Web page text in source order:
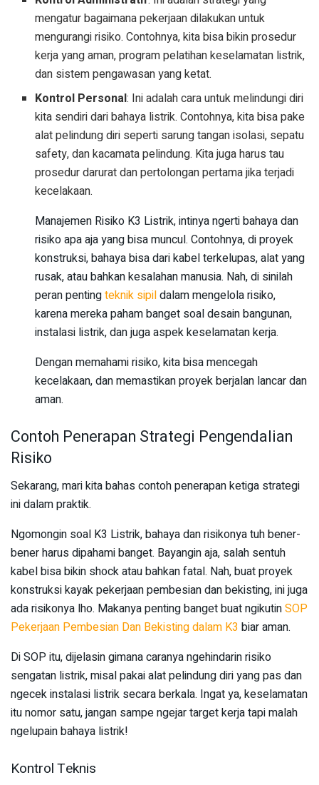
mengatur bagaimana pekerjaan dilakukan untuk
mengurangi risiko. Contohnya, kita bisa bikin prosedur
kerja yang aman, program pelatihan keselamatan listrik,
dan sistem pengawasan yang ketat.
Kontrol Personal: Ini adalah cara untuk melindungi diri
kita sendiri dari bahaya listrik. Contohnya, kita bisa pake
alat pelindung diri seperti sarung tangan isolasi, sepatu
safety, dan kacamata pelindung. Kita juga harus tau
prosedur darurat dan pertolongan pertama jika terjadi
kecelakaan.
Manajemen Risiko K3 Listrik, intinya ngerti bahaya dan
risiko apa aja yang bisa muncul. Contohnya, di proyek
konstruksi, bahaya bisa dari kabel terkelupas, alat yang
rusak, atau bahkan kesalahan manusia. Nah, di sinilah
peran pentingteknik sipildalam mengelola risiko,
karena mereka paham banget soal desain bangunan,
instalasi listrik, dan juga aspek keselamatan kerja.
Dengan memahami risiko, kita bisa mencegah
kecelakaan, dan memastikan proyek berjalan lancar dan
aman.
Contoh Penerapan Strategi Pengendalian
Risiko
Sekarang, mari kita bahas contoh penerapan ketiga strategi
ini dalam praktik.
Ngomongin soal K3 Listrik, bahaya dan risikonya tuh bener-
bener harus dipahami banget. Bayangin aja, salah sentuh
kabel bisa bikin shock atau bahkan fatal. Nah, buat proyek
konstruksi kayak pekerjaan pembesian dan bekisting, ini juga
ada risikonya lho. Makanya penting banget buat ngikutinSOP
Pekerjaan Pembesian Dan Bekisting dalam K3 biar aman.
Di SOP itu, dijelasin gimana caranya ngehindarin risiko
sengatan listrik, misal pakai alat pelindung diri yang pas dan
ngecek instalasi listrik secara berkala. Ingat ya, keselamatan
itu nomor satu, jangan sampe ngejar target kerja tapi malah
ngelupain bahaya listrik!
Kontrol Teknis